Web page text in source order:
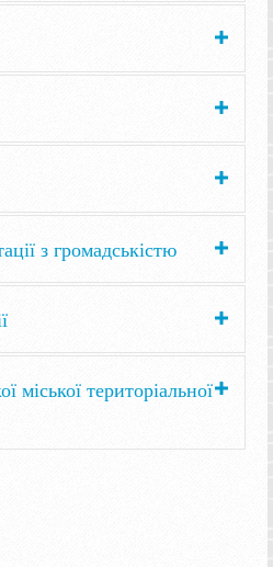
з громадськістю
міської територіальної